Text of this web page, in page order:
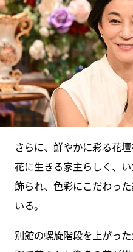
さらに、鮮やかに彩る花
花に生きる家主らしく、
飾られ、色彩にこだわっ
いる。
別館の螺旋階段を上がっ